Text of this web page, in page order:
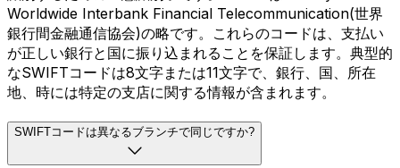
Worldwide Interbank Financial Telecommunication(世界
銀行間金融通信協会)の略です。これらのコードは、支払い
が正しい銀行と国に振り込まれることを保証します。典型的
なSWIFTコードは8文字または11文字で、銀行、国、所在
地、時には特定の支店に関する情報が含まれます。
SWIFTコードは異なるブランチで同じですか?